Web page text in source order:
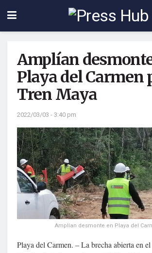
Amplían
Playa del Carmen
Tren Maya
2022/03/03 - 3:40 pm
Amplían desmonte en Playa del
Playa del Carmen. – La brecha abierta en